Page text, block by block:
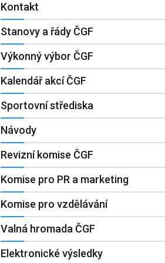
Kontakt
Stanovy a řády ČGF
Výkonný výbor ČGF
Kalendář akcí ČGF
Sportovní střediska
Návody
Revizní komise ČGF
Komise pro PR a marketing
Komise pro vzdělávání
Valná hromada ČGF
Elektronické výsledky